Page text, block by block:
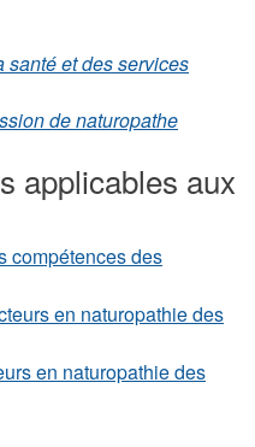
santé et des services
de naturopathe
applicables aux
compétences des
en naturopathie des
en naturopathie des